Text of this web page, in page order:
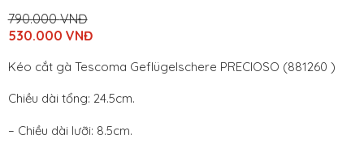
790.000VNĐ
Original
price
790.000
530.000 VNĐ
price
is:
VNĐ.
Kéo cắt gà Tescoma Geflügelschere PRECIOSO (881260 )
Chiều dài tổng: 24.5cm.
– Chiều dài lưỡi: 8.5cm.